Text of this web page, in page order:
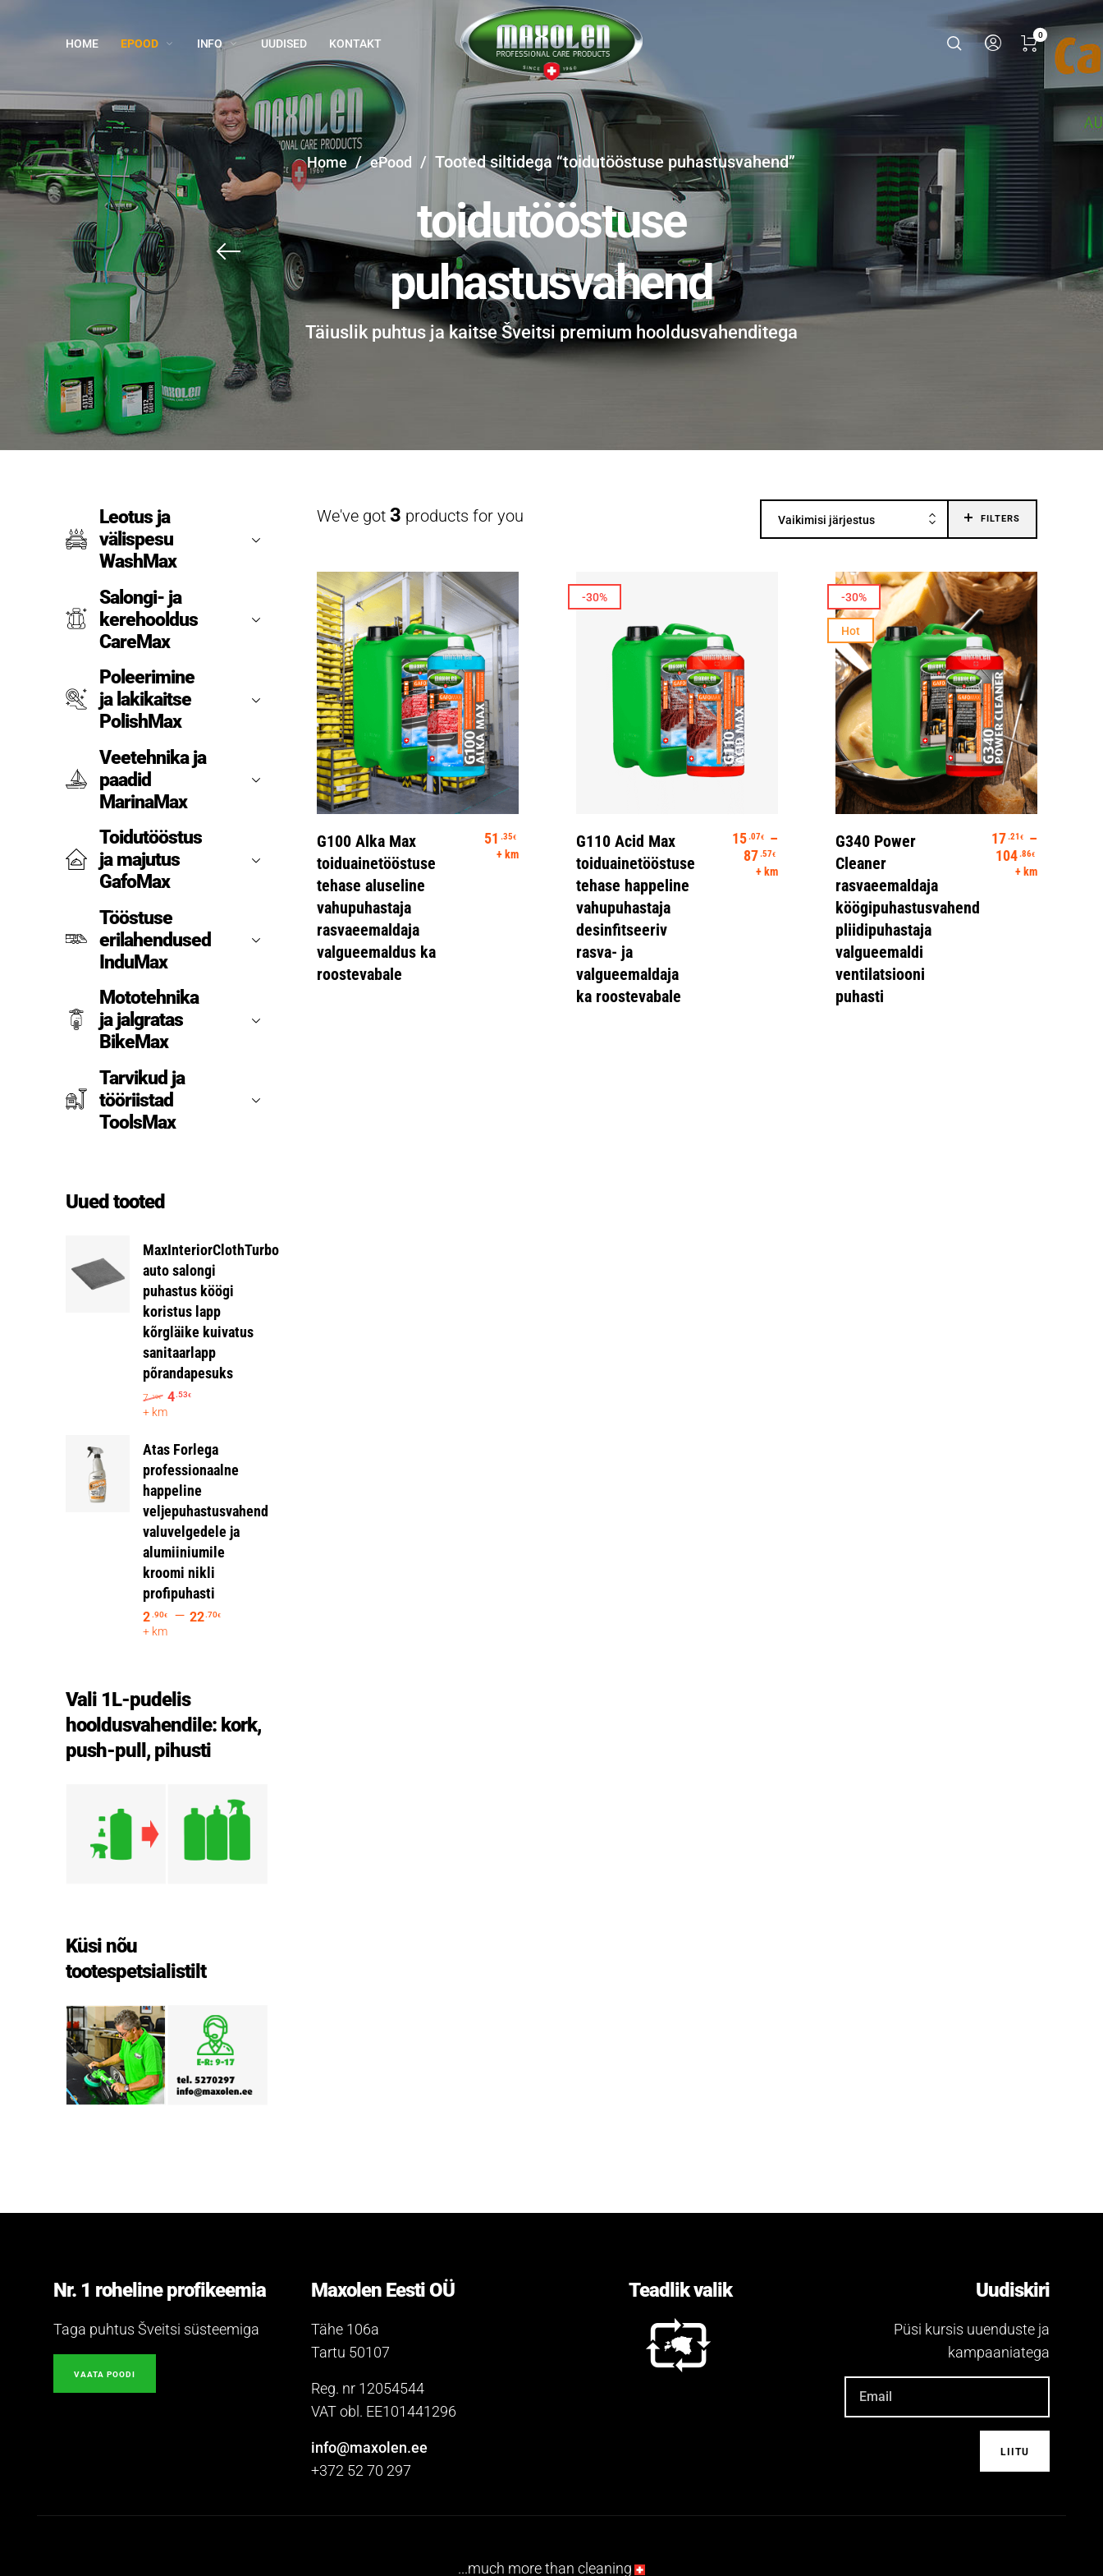
HOME EPOOD INFO UUDISED KONTAKT
0
Home / ePood / Tooted siltidega “toidutööstuse puhastusvahend”
toidutööstuse
puhastusvahend
Täiuslik puhtus ja kaitse Šveitsi premium hooldusvahenditega
Leotus ja
välispesu
WashMax
Salongi- ja
kerehooldus
CareMax
Poleerimine
ja lakikaitse
PolishMax
Veetehnika ja
paadid
MarinaMax
Toidutööstus
ja majutus
GafoMax
Tööstuse
erilahendused
InduMax
Mototehnika
ja jalgratas
BikeMax
Tarvikud ja
tööriistad
ToolsMax
Uued tooted
MaxInteriorClothTurbo
auto salongi
puhastus köögi
koristus lapp
kõrgläike kuivatus
sanitaarlapp
põrandapesuks
7.19€ 4.53€
+ km
Atas Forlega
professionaalne
happeline
veljepuhastusvahend
valuvelgedele ja
alumiiniumile
kroomi nikli
profipuhasti
2.90€ – 22.70€
+ km
Vali 1L-pudelis
hooldusvahendile: kork,
push-pull, pihusti
Küsi nõu
tootespetsialistilt
We've got 3 products for you Vaikimisi järjestus FILTERS
G100 Alka Max
toiduainetööstuse
tehase aluseline
vahupuhastaja
rasvaeemaldaja
valgueemaldus ka
roostevabale
51 .35€
+ km
-30%
G110 Acid Max
toiduainetööstuse
tehase happeline
vahupuhastaja
desinfitseeriv
rasva- ja
valgueemaldaja
ka roostevabale
15.07€
–
87.57€ Hinnavahemik: 15.07€ kuni 87.57€
+ km
-30%
Hot
G340 Power
Cleaner
rasvaeemaldaja
köögipuhastusvahend
pliidipuhastaja
valgueemaldi
ventilatsiooni
puhasti
17.21 €
–
104.86€
+ km
Nr. 1 roheline profikeemia
Taga puhtus Šveitsi süsteemiga
VAATA POODI
Maxolen Eesti OÜ
Tähe 106a
Tartu 50107
Reg. nr 12054544
VAT obl. EE101441296
info@maxolen.ee
+372 52 70 297
Teadlik valik Uudiskiri
Püsi kursis uuenduste ja
kampaaniatega
...much more than cleaning